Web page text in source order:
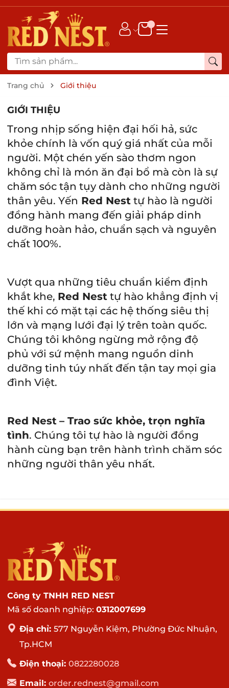
Trang chủ Giới thiệu
GIỚI THIỆU
Trong nhịp sống hiện đại hối hả, sức
khỏe chính là vốn quý giá nhất của mỗi
người. Một chén yến sào thơm ngon
không chỉ là món ăn đại bổ mà còn là sự
chăm sóc tận tụy dành cho những người
thân yêu. Yến Red Nest tự hào là người
đồng hành mang đến giải pháp dinh
dưỡng hoàn hảo, chuẩn sạch và nguyên
chất 100%.
Vượt qua những tiêu chuẩn kiểm định
khắt khe, Red Nest tự hào khẳng định vị
thế khi có mặt tại các hệ thống siêu thị
lớn và mạng lưới đại lý trên toàn quốc.
Chúng tôi không ngừng mở rộng độ
phủ với sứ mệnh mang nguồn dinh
dưỡng tinh túy nhất đến tận tay mọi gia
đình Việt.
Red Nest – Trao sức khỏe, trọn nghĩa
tình. Chúng tôi tự hào là người đồng
hành cùng bạn trên hành trình chăm sóc
những người thân yêu nhất.
Công ty TNHH RED NEST
Mã số doanh nghiệp: 0312007699
Địa chỉ: 577 Nguyễn Kiệm, Phường Đức Nhuận,
Tp.HCM
Điện thoại: 0822280028
Email: order.rednest@gmail.com